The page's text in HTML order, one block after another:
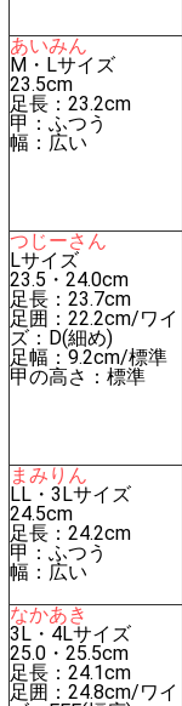
あいみん
M・Lサイズ
23.5cm
足長：23.2cm
甲：ふつう
幅：広い
つじーさん
Lサイズ
23.5・24.0cm
足長：23.7cm
足囲：22.2cm/ワイ
ズ：D(細め)
足幅：9.2cm/標準
甲の高さ：標準
まみりん
LL・3Lサイズ
24.5cm
足長：24.2cm
甲：ふつう
幅：広い
なかあき
3L・4Lサイズ
25.0・25.5cm
足長：24.1cm
足囲：24.8cm/ワイ